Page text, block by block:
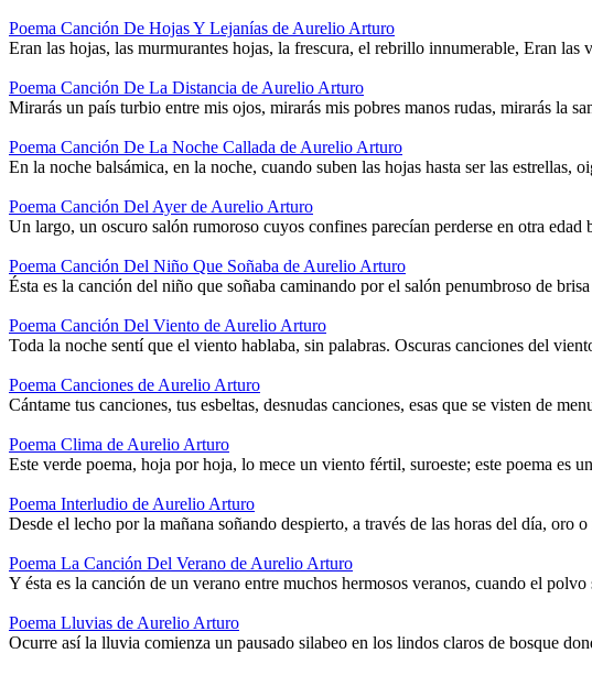
Poema Canción De Hojas Y Lejanías de Aurelio Arturo
Eran las hojas, las murmurantes hojas, la frescura, el rebrillo innumerable, Eran
Poema Canción De La Distancia de Aurelio Arturo
Mirarás un país turbio entre mis ojos, mirarás mis pobres manos rudas, mirarás la
Poema Canción De La Noche Callada de Aurelio Arturo
En la noche balsámica, en la noche, cuando suben las hojas hasta ser las estrellas,
Poema Canción Del Ayer de Aurelio Arturo
Un largo, un oscuro salón rumoroso cuyos confines parecían perderse en otra
Poema Canción Del Niño Que Soñaba de Aurelio Arturo
Ésta es la canción del niño que soñaba caminando por el salón penumbroso de
Poema Canción Del Viento de Aurelio Arturo
Toda la noche sentí que el viento hablaba, sin palabras. Oscuras canciones del
Poema Canciones de Aurelio Arturo
Cántame tus canciones, tus esbeltas, desnudas canciones, esas que se visten de
Poema Clima de Aurelio Arturo
Este verde poema, hoja por hoja, lo mece un viento fértil, suroeste; este poema es
Poema Interludio de Aurelio Arturo
Desde el lecho por la mañana soñando despierto, a través de las horas del día, oro
Poema La Canción Del Verano de Aurelio Arturo
Y ésta es la canción de un verano entre muchos hermosos veranos, cuando el
Poema Lluvias de Aurelio Arturo
Ocurre así la lluvia comienza un pausado silabeo en los lindos claros de bosque